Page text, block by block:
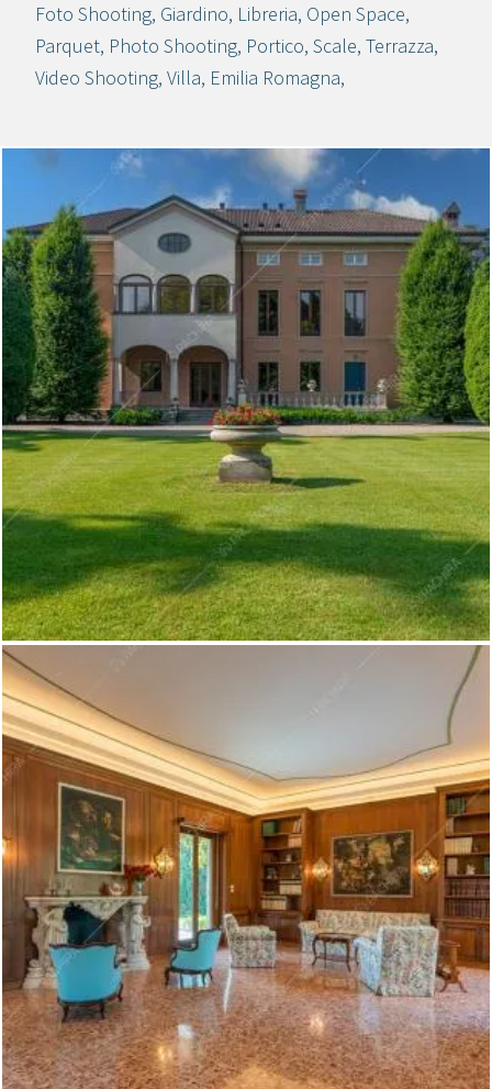
Foto Shooting, Giardino, Libreria, Open Space,
Parquet, Photo Shooting, Portico, Scale, Terrazza,
Video Shooting, Villa, Emilia Romagna,